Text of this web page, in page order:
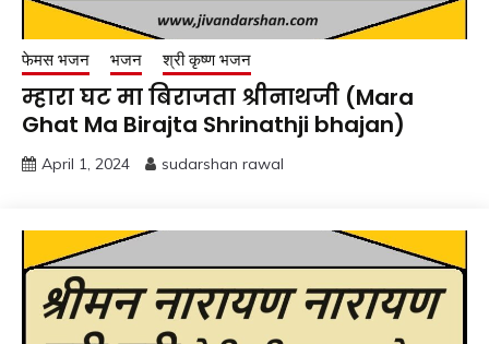
फेमस भजन भजन श्री कृष्ण भजन
म्हारा घट मा बिराजता श्रीनाथजी (Mara
Ghat Ma Birajta Shrinathji bhajan)
April 1, 2024 sudarshan rawal